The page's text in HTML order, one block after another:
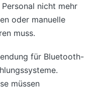
nicht mehr
oder manuelle
muss.
für Bluetooth-
müssen